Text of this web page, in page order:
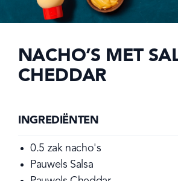
NACHO’S MET
CHEDDAR
INGREDIËNTEN
0.5 zak nacho's
Pauwels Salsa